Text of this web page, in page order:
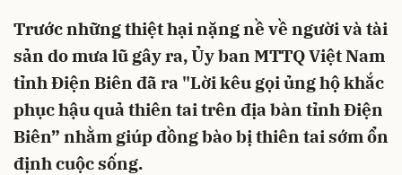
Trước những thiệt hại nặng nề về người và tài
sản do mưa lũ gây ra, Ủy ban MTTQ Việt Nam
tỉnh Điện Biên đã ra "Lời kêu gọi ủng hộ khắc
phục hậu quả thiên tai trên địa bàn tỉnh Điện
Biên” nhằm giúp đồng bào bị thiên tai sớm ổn
định cuộc sống.